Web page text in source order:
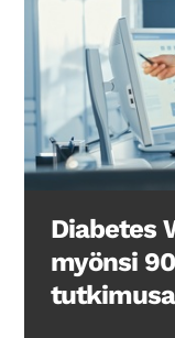
Diabetes
myönsi